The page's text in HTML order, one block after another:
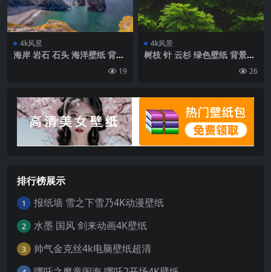
4k风景
海岸 岩石 石头 海洋壁纸 背景
19
4k风景
树枝 针 云杉 绿色壁纸 背景4k
26
排行榜展示
1 报纸墙 雪之下雪乃4K动漫壁纸
2 水墨 国风 剑来动画4K壁纸
3 帅气金克丝4k电脑壁纸超清